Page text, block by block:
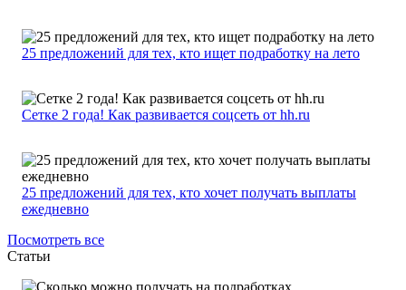
25 предложений для тех, кто ищет подработку на лето
Сетке 2 года! Как развивается соцсеть от hh.ru
25 предложений для тех, кто хочет получать выплаты
ежедневно
Посмотреть все
Статьи